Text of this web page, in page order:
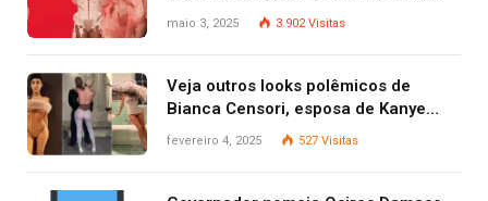
Gaga
maio 3, 2025 3.902Visitas
Veja outros looks polêmicos de
Bianca Censori, esposa de Kanye
West que apareceu nua no Grammy
fevereiro 4, 2025 527 Visitas